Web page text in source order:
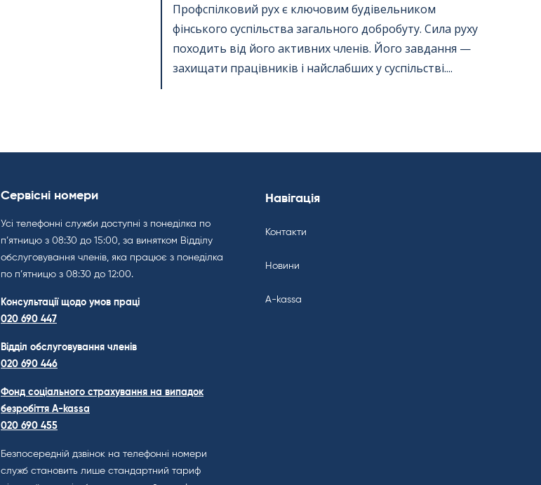
Профспілковий рух є ключовим будівельником
фінського суспільства загального добробуту. Сила руху
походить від його активних членів. Його завдання —
захищати працівників і найслабших у суспільстві....
Сервісні номери
Усі телефонні служби доступні з понеділка по
п’ятницю з 08:30 до 15:00, за винятком Відділу
обслуговування членів, яка працює з понеділка
по п’ятницю з 08:30 до 12:00.
Консультації щодо умов праці
020 690 447
Відділ обслуговування членів
020 690 446
Фонд соціального страхування на випадок
безробіття A-kassa
020 690 455
Безпосередній дзвінок на телефонні номери
служб становить лише стандартний тариф
Навігація
Контакти
Новини
A-kassa